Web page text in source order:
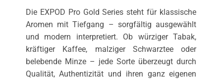
Die EXPOD Pro Gold Series steht für klassische
Aromen mit Tiefgang – sorgfältig ausgewählt
und modern interpretiert. Ob würziger Tabak,
kräftiger Kaffee, malziger Schwarztee oder
belebende Minze – jede Sorte überzeugt durch
Qualität, Authentizität und ihren ganz eigenen